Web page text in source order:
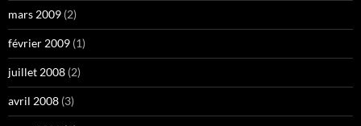
mars 2009 (2)
février 2009 (1)
juillet 2008 (2)
avril 2008 (3)